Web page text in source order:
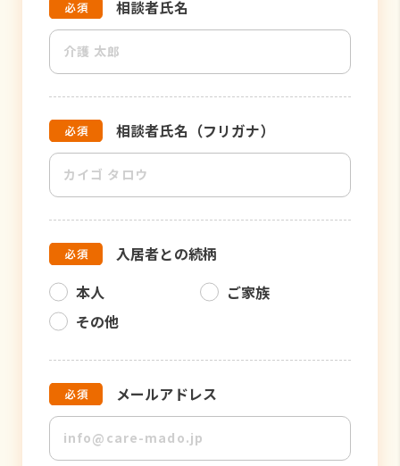
相談者氏名
相談者氏名（フリガナ）
入居者との続柄
本人
ご家族
その他
メールアドレス